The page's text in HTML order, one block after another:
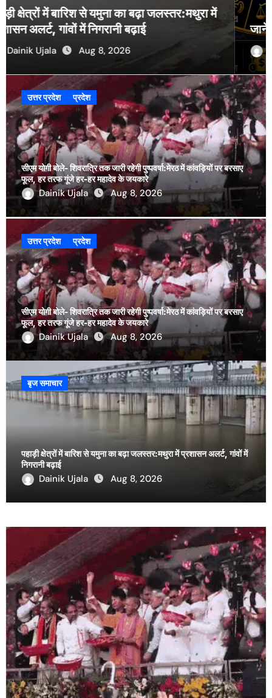
जानें आज का अपना राशिफल, 09-08-2026
Dainik Ujala Aug 8, 2026
उत्तर प्रदेश प्रदेश
सीएम योगी बोले- शिवरात्रि तक जारी रहेगी पुष्पवर्षा:मेरठ में कांवड़ियों पर बरसाए
फूल, हर तरफ गूंजे हर-हर महादेव के जयकारे
Dainik Ujala Aug 8, 2026
उत्तर प्रदेश प्रदेश
सीएम योगी बोले- शिवरात्रि तक जारी रहेगी पुष्पवर्षा:मेरठ में कांवड़ियों पर बरसाए
फूल, हर तरफ गूंजे हर-हर महादेव के जयकारे
Dainik Ujala Aug 8, 2026
बृज समाचार
पहाड़ी क्षेत्रों में बारिश से यमुना का बढ़ा जलस्तर:मथुरा में प्रशासन अलर्ट, गांवों में
निगरानी बढ़ाई
Dainik Ujala Aug 8, 2026